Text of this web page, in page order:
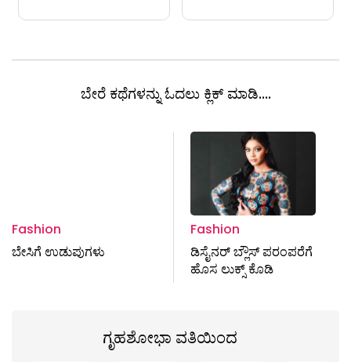
ಬೇರೆ ಕಥೆಗಳನ್ನು ಓದಲು ಕ್ಲಿಕ್ ಮಾಡಿ....
Fashion
ಬೇಸಿಗೆ ಉಡುಪುಗಳು
Fashion
ಡಿಸೈನರ್‌ ಬ್ಲೌಸ್‌ ಪರಂಪರೆಗೆ
ಹೊಸ ಲುಕ್ಸ್ ಕೊಡಿ
ಗೃಹಶೋಭಾ ವತಿಯಿಂದ